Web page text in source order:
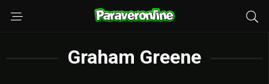
Graham Greene